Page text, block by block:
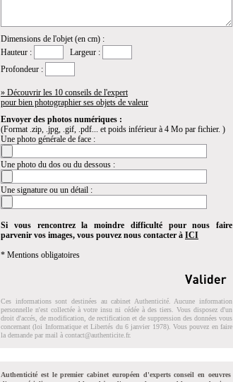
Dimensions de l'objet (en cm) :
Hauteur :
Largeur :
Profondeur :
» Découvrir les 10 conseils de l'expert
pour bien photographier ses objets de valeur
Envoyer des photos numériques :
(Format .zip, .jpg, .gif, .pdf... et poids inférieur à 4 Mo par fichier. )
Une photo générale de face :
Une photo du dos ou du dessous :
Une signature ou un détail :
Si vous rencontrez la moindre difficulté pour nous faire
parvenir vos images, vous pouvez nous contacter à ICI
* Mentions obligatoires
Ces informations sont destinées au cabinet Authenticité. Aucune information
personnelle n'est collectée à votre insu ni cédée à des tiers. Vous disposez d'un
droit d'accés, de modification, de rectification et de suppression des données vous
concernant (loi Informatique et Libertés du 6 janvier 1978). Vous pouvez en faire
la demande par mail à contact@authenticite.fr.
Authenticité est le premier cabinet européen d'experts conseil en oeuvres